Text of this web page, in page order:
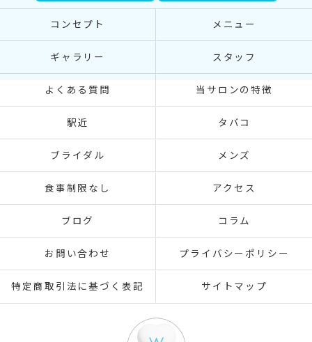
コンセプト メニュー
ギャラリー スタッフ
よくある質問 当サロンの特徴
駅近 タバコ
ブライダル メンズ
食事制限なし アクセス
ブログ コラム
お問い合わせ プライバシーポリシー
特定商取引法に基づく表記 サイトマップ